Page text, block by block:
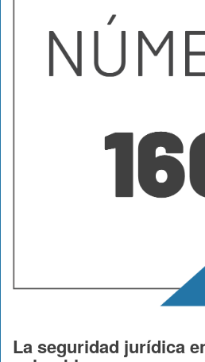
La seguridad jurídica